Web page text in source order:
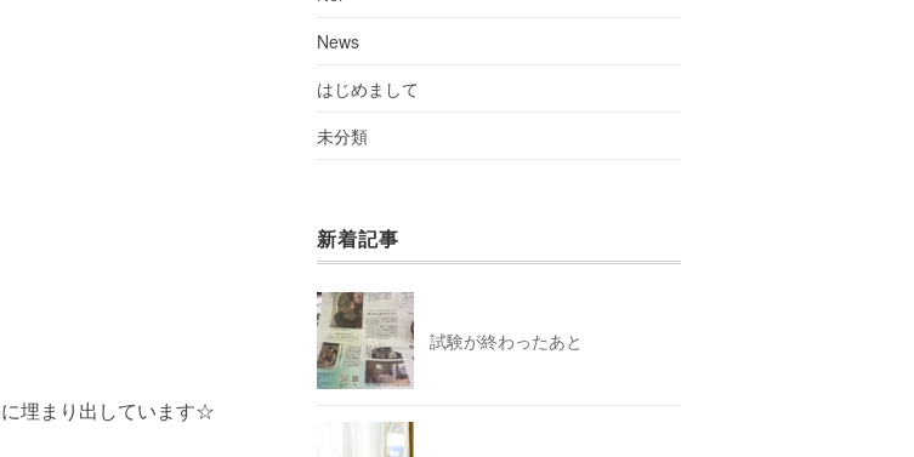
埋まり出しています☆
News
はじめまして
未分類
新着記事
試験が終わったあと